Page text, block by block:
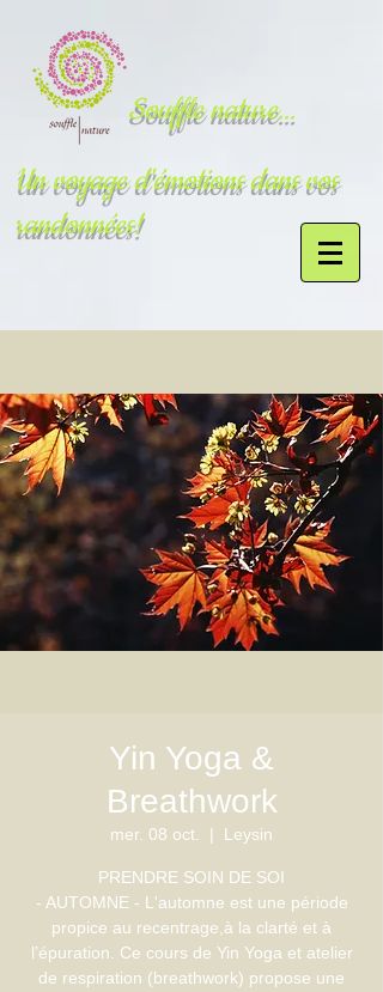
Souffle nature...
Un voyage d'émotions dans vos
randonnées!
Yin Yoga &
Breathwork
mer. 08 oct.
  |
Leysin
PRENDRE SOIN DE SOI
- AUTOMNE - L'automne est une période
propice au recentrage,à la clarté et à
l’épuration. Ce cours de Yin Yoga et atelier
de respiration (breathwork) propose une